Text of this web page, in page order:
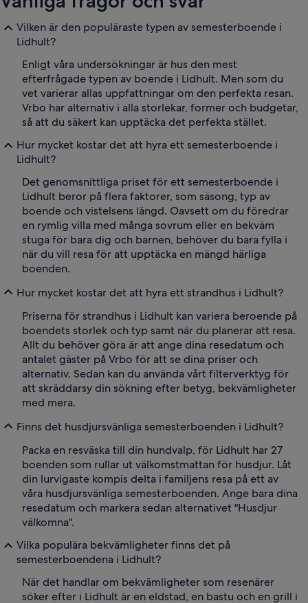
Vilken är den populäraste typen av semesterboende i
Lidhult?
Enligt våra undersökningar är hus den mest
efterfrågade typen av boende i Lidhult. Men som du
vet varierar allas uppfattningar om den perfekta resan.
Vrbo har alternativ i alla storlekar, former och budgetar,
så att du säkert kan upptäcka det perfekta stället.
Hur mycket kostar det att hyra ett semesterboende i
Lidhult?
Det genomsnittliga priset för ett semesterboende i
Lidhult beror på flera faktorer, som säsong, typ av
boende och vistelsens längd. Oavsett om du föredrar
en rymlig villa med många sovrum eller en bekväm
stuga för bara dig och barnen, behöver du bara fylla i
när du vill resa för att upptäcka en mängd härliga
boenden.
Hur mycket kostar det att hyra ett strandhus i Lidhult?
Priserna för strandhus i Lidhult kan variera beroende på
boendets storlek och typ samt när du planerar att resa.
Allt du behöver göra är att ange dina resedatum och
antalet gäster på Vrbo för att se dina priser och
alternativ. Sedan kan du använda vårt filterverktyg för
att skräddarsy din sökning efter betyg, bekvämligheter
med mera.
Finns det husdjursvänliga semesterboenden i Lidhult?
Packa en resväska till din hundvalp, för Lidhult har 27
boenden som rullar ut välkomstmattan för husdjur. Låt
din lurvigaste kompis delta i familjens resa på ett av
våra husdjursvänliga semesterboenden. Ange bara dina
resedatum och markera sedan alternativet "Husdjur
välkomna".
Vilka populära bekvämligheter finns det på
semesterboendena i Lidhult?
När det handlar om bekvämligheter som resenärer
söker efter i Lidhult är en eldstad, en bastu och en grill i